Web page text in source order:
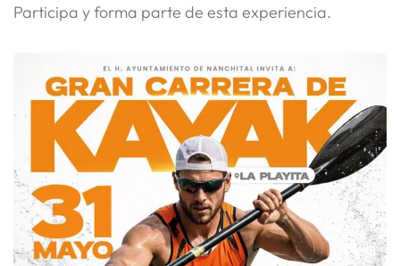
Participa y forma parte de esta experiencia.